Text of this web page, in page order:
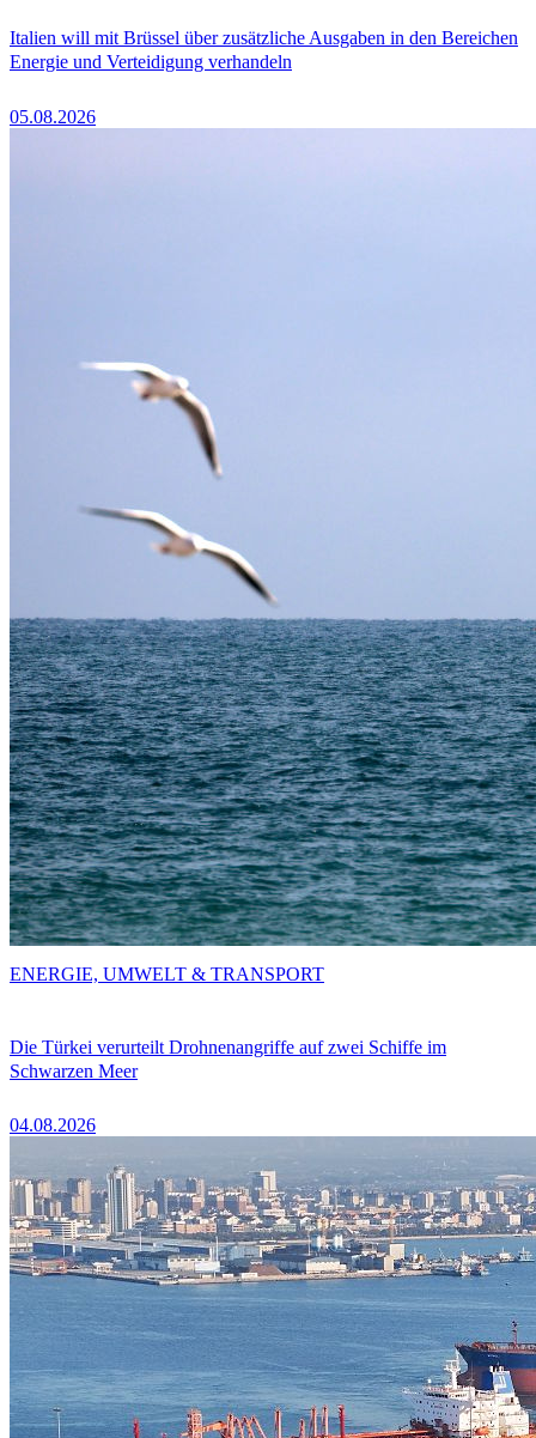
Italien will mit Brüssel über zusätzliche Ausgaben in den Bereichen
Energie und Verteidigung verhandeln
05.08.2026
Die Türkei verurteilt Drohnenangriffe auf zwei Schiffe im
Schwarzen Meer
04.08.2026
ENERGIE, UMWELT & TRANSPORT